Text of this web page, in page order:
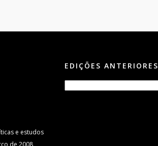
e estudos
de 2008
EDIÇÕES ANTERIORES